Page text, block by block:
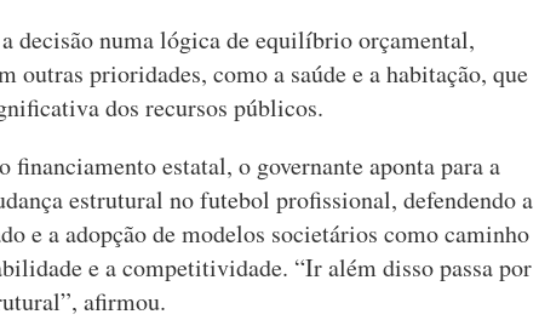
decisão numa lógica de equilíbrio orçamental,
outras prioridades, como a saúde e a habitação, que
dos recursos públicos.
financiamento estatal, o governante aponta para a
estrutural no futebol profissional, defendendo a
e a adopção de modelos societários como caminho
e a competitividade. “Ir além disso passa por
afirmou.